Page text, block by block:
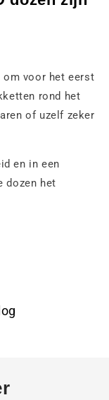
om voor het eerst
rond het
of uzelf zeker
en in een
dozen het